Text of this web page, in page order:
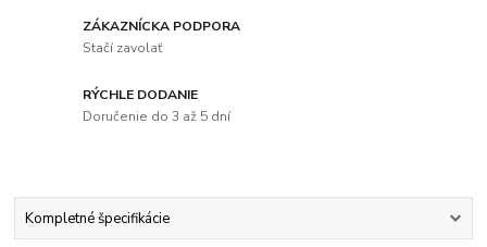
ZÁKAZNÍCKA PODPORA
Stačí zavolať
RÝCHLE DODANIE
Doručenie do 3 až 5 dní
Kompletné špecifikácie